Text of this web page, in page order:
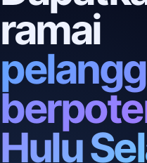
ramai
Hulu